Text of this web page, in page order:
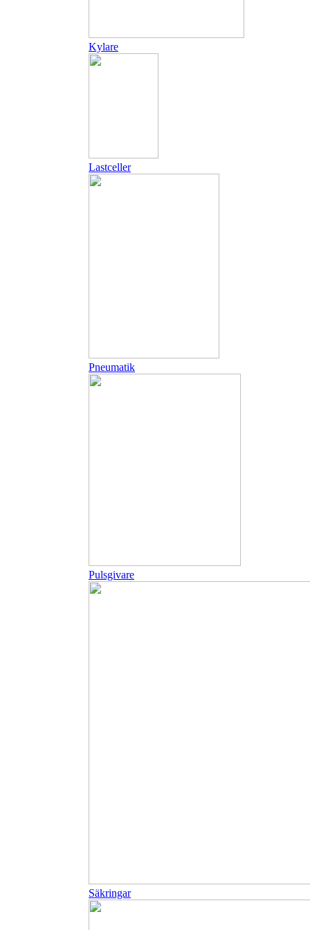
Kylare
Lastceller
Pneumatik
Pulsgivare
Säkringar